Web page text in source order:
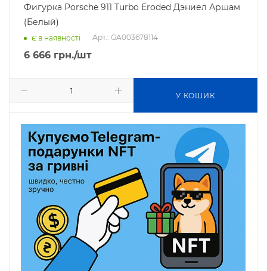
Фигурка Porsche 911 Turbo Eroded Дэниел Аршам
(Белый)
Є в наявності Арт.: GA003678114
6 666 грн./шт
У КОШИК